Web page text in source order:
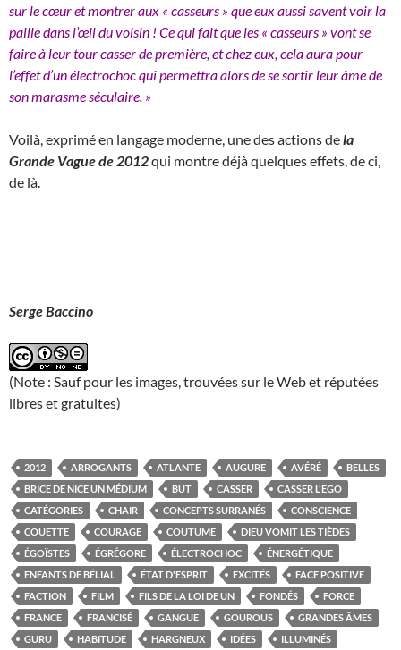
sur le cœur et montrer aux « casseurs » que eux aussi savent voir la
paille dans l’œil du voisin ! Ce qui fait que les « casseurs » vont se
faire à leur tour casser de première, et chez eux, cela aura pour
l’effet d’un électrochoc qui permettra alors de se sortir leur âme de
son marasme séculaire. »
Voilà, exprimé en langage moderne, une des actions dela
Grande Vague de 2012qui montre déjà quelques effets, de ci,
de là.
Serge Baccino
(Note : Sauf pour les images, trouvées sur le Web et réputées
libres et gratuites)
2012 ARROGANTS ATLANTE AUGURE AVÉRÉ
BELLES
BRICE DE NICE UN MÉDIUM
BUT CASSER
CASSER L'EGO
CATÉGORIES
CHAIR CONCEPTS SURRANÉS
CONSCIENCE
COUETTE
COURAGE COUTUME
DIEU VOMIT LES TIÈDES
ÉGOÏSTES
ÉGRÉGORE ÉLECTROCHOC
ÉNERGÉTIQUE
ENFANTS DE BÉLIAL
ÉTAT D'ESPRIT EXCITÉS
FACE POSITIVE
FACTION
FILM FILS DE LA LOI DE UN FONDÉS
FORCE
FRANCE
FRANCISÉ GANGUE GOUROUS
GRANDES ÂMES
GURU
HABITUDE HARGNEUX IDÉES ILLUMINÉS